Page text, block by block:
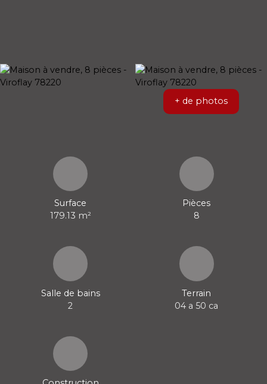
+ de photos
Surface
179.13 m²
Pièces
8
Salle de bains
2
Terrain
04 a 50 ca